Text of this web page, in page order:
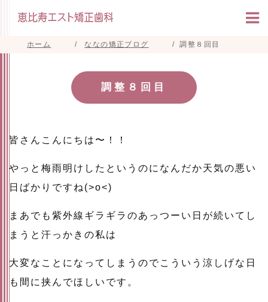
ホーム ななの矯正ブログ 調整８回目
調整８回目
皆さんこんにちは〜！！
やっと梅雨明けしたというのになんだか天気の悪い
日ばかりですね(>o<)
まあでも紫外線ギラギラのあっつーい日が続いてし
まうと汗っかきの私は
大変なことになってしまうのでこういう涼しげな日
も間に挟んでほしいです。